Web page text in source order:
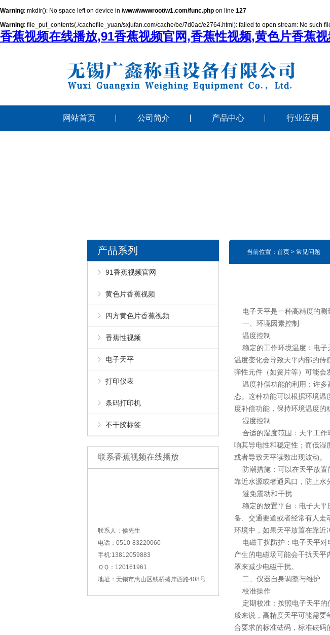
Warning: mkdir(): No space left on device in /www/wwwroot/w1.com/func.php on line 127
Warning: file_put_contents(./cachefile_yuan/sxjufan.com/cache/be/7d0ac/e2764.html): failed to open stream: No such
香蕉视频在线播放,91香蕉视频官网,香蕉性视频,黄色片香蕉
网站首页 公司简介 产品中心 行业应用
产品系列
91香蕉视频官网
黄色片香蕉视频
四方黄色片香蕉视频
香蕉性视频
电子天平
打印仪表
条码打印机
不干胶标签
联系香蕉视频在线播放
联系人：侯先生
电话：0510-83220060
手机:13812059883
ＱＱ：120161961
地址：无锡市惠山区钱桥盛岸西路408号
当前位置：首页 > 常见问题
电子天平是一种高精度的测
一、环境因素控制
温度控制
稳定的工作环境温度：电子
温度变化会导致天平内部的传
弹性元件（如簧片等）可能会
温度补偿功能的利用：许多
态。这种功能可以根据环境
度补偿功能，保持环境温度的
湿度控制
合适的湿度范围：天平工作
响其导电性和稳定性；而低湿
或者导致天平读数出现波动。
防潮措施：可以在天平放置
靠近水源或者通风口，防止水
避免震动和干扰
稳定的放置平台：电子天平
备、交通要道或者经常有人走
环境中，如果天平放置在靠近
电磁干扰防护：电子天平对
产生的电磁场可能会干扰天
罩来减少电磁干扰。
二、仪器自身调整与维护
校准操作
定期校准：按照电子天平的
般来说，高精度天平可能需要
合要求的标准砝码，标准砝